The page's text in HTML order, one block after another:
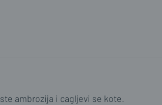
ambrozija i cagljevi se kote.